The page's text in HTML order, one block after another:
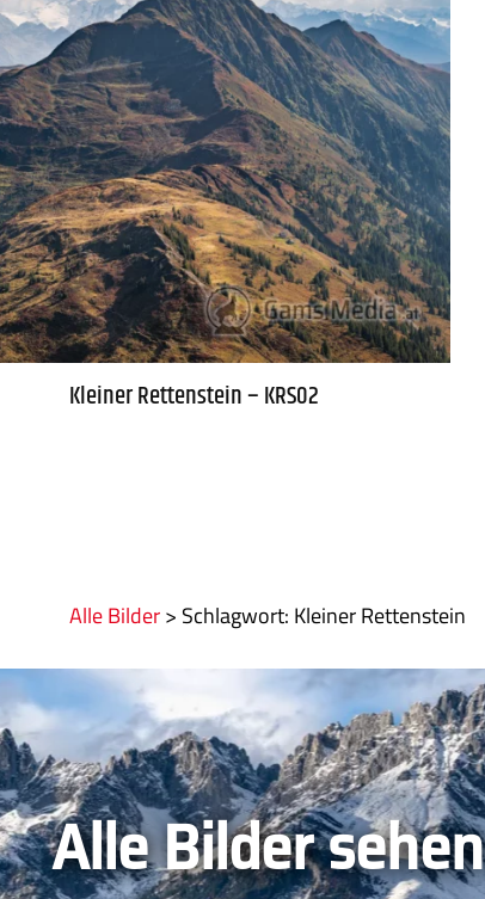
Kleiner Rettenstein – KRS02
Alle Bilder> : Kleiner Rettenstein
Alle Bilder sehen